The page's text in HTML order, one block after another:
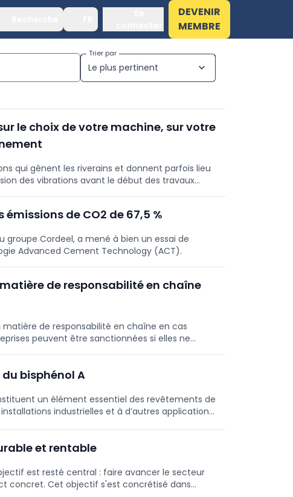
DEVENIR
MEMBRE
Le plus pertinent expand_more
Trier par
le choix de votre machine, sur votre
qui gênent les riverains et donnent parfois lieu
des vibrations avant le début des travaux
de CO2 de 67,5 %
Cordeel, a mené à bien un essai de
Advanced Cement Technology (ACT).
de responsabilité en chaîne
matière de responsabilité en chaîne en cas
peuvent être sanctionnées si elles ne
bisphénol A
un élément essentiel des revêtements de
industrielles et à d’autres applications
et rentable
est resté central : faire avancer le secteur
concret. Cet objectif s'est concrétisé dans